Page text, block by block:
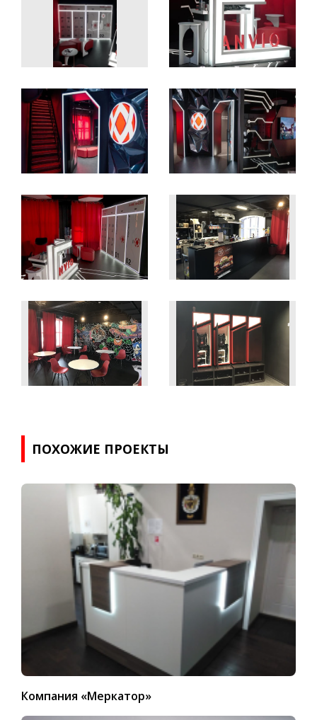
ПОХОЖИЕ ПРОЕКТЫ
Компания «Меркатор»